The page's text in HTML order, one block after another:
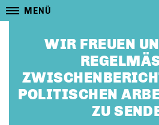
MENÜ
WIR FREUEN
OLITISCHEN
U